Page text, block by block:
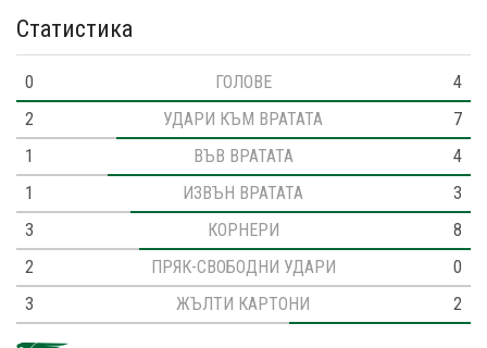
Статистика
0 ГОЛОВЕ
4
2
УДАРИ КЪМ ВРАТАТА
7
1
ВЪВ ВРАТАТА
4
1
ИЗВЪН ВРАТАТА
3
3
КОРНЕРИ
8
2
ПРЯК-СВОБОДНИ УДАРИ
0
3
ЖЪЛТИ КАРТОНИ 2